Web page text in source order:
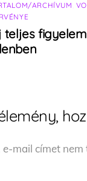
ARCHÍVUM
teljes
e-mail címet nem